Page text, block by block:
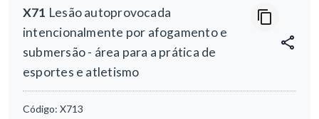
X71 Lesão autoprovocada
intencionalmente por afogamento e
submersão - área para a prática de
esportes e atletismo
Código: X713